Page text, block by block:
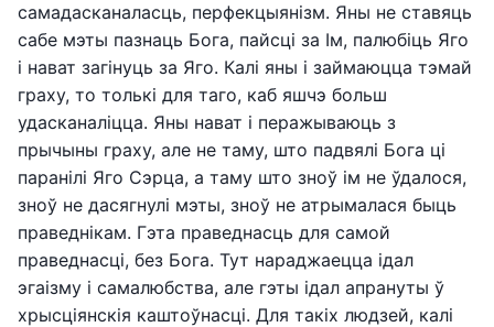
самадасканаласць, перфекцыянізм. Яны не ставяць
сабе мэты пазнаць Бога, пайсці за Ім, палюбіць Яго
і нават загінуць за Яго. Калі яны і займаюцца тэмай
граху, то толькі для таго, каб яшчэ больш
удасканаліцца. Яны нават і перажываюць з
прычыны граху, але не таму, што падвялі Бога ці
паранілі Яго Сэрца, а таму што зноў ім не ўдалося,
зноў не дасягнулі мэты, зноў не атрымалася быць
праведнікам. Гэта праведнасць для самой
праведнасці, без Бога. Тут нараджаецца ідал
эгаізму і самалюбства, але гэты ідал апрануты ў
хрысціянскія каштоўнасці. Для такіх людзей, калі